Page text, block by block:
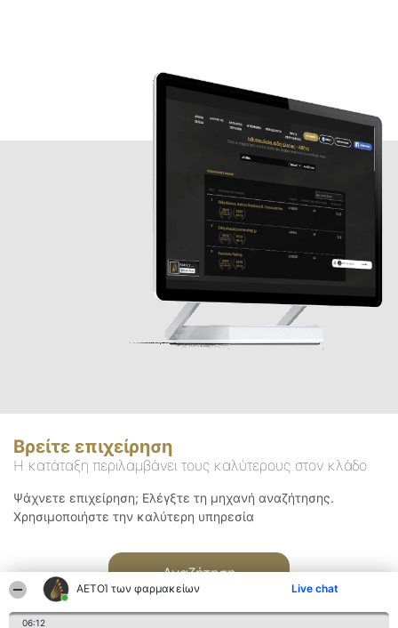
ΑΕΤΟΊ των φαρμακείων Live chat
06:12
Βρείτε επιχείρηση
Η κατάταξη περιλαμβάνει τους καλύτερους στον κλάδο
Ψάχνετε επιχείρηση; Ελέγξτε τη μηχανή αναζήτησης.
Χρησιμοποιήστε την καλύτερη υπηρεσία
Αναζήτηση